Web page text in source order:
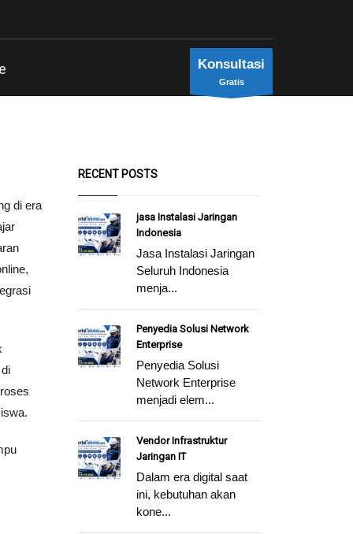
Konsultasi
Gratis
di era
RECENT POSTS
jasa Instalasi Jaringan
Indonesia
Jasa Instalasi Jaringan
Seluruh Indonesia
menja...
Penyedia Solusi Network
Enterprise
Penyedia Solusi
Network Enterprise
menjadi elem...
Vendor Infrastruktur
Jaringan IT
Dalam era digital saat
ini, kebutuhan akan
kone...